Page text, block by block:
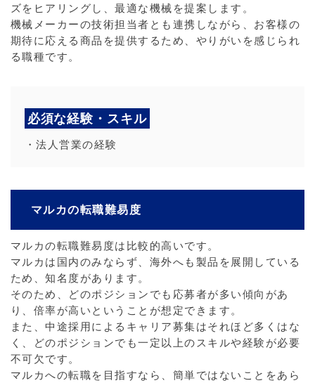
ズをヒアリングし、最適な機械を提案します。
機械メーカーの技術担当者とも連携しながら、お客様の
期待に応える商品を提供するため、やりがいを感じられ
る職種です。
必須な経験・スキル
・法人営業の経験
マルカの転職難易度
マルカの転職難易度は比較的高いです。
マルカは国内のみならず、海外へも製品を展開している
ため、知名度があります。
そのため、どのポジションでも応募者が多い傾向があ
り、倍率が高いということが想定できます。
また、中途採用によるキャリア募集はそれほど多くはな
く、どのポジションでも一定以上のスキルや経験が必要
不可欠です。
マルカへの転職を目指すなら、簡単ではないことをあら